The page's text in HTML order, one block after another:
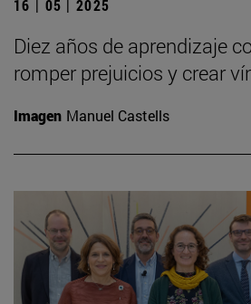
16 | 05 | 2025
Diez años de aprendizaje
romper prejuicios y crear
Imagen Manuel Castells